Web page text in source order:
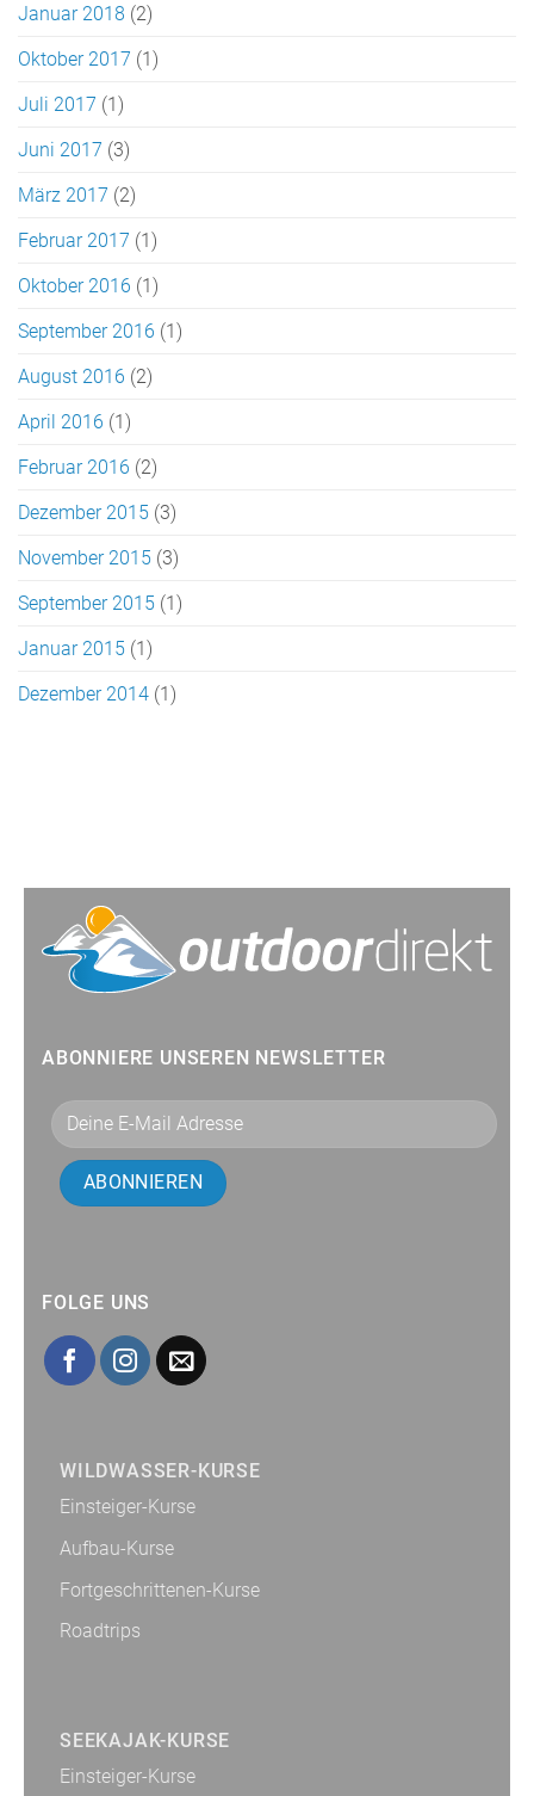
Januar 2018 (2)
Oktober 2017 (1)
Juli 2017 (1)
Juni 2017 (3)
März 2017 (2)
Februar 2017 (1)
Oktober 2016 (1)
September 2016 (1)
August 2016 (2)
April 2016 (1)
Februar 2016 (2)
Dezember 2015 (3)
November 2015 (3)
September 2015 (1)
Januar 2015 (1)
Dezember 2014 (1)
ABONNIERE UNSEREN NEWSLETTER
FOLGE UNS
WILDWASSER-KURSE
Einsteiger-Kurse
Aufbau-Kurse
Fortgeschrittenen-Kurse
Roadtrips
SEEKAJAK-KURSE
Einsteiger-Kurse